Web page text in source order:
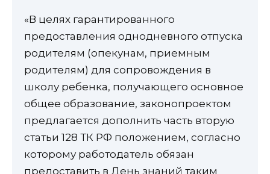
«В целях гарантированного
предоставления однодневного отпуска
родителям (опекунам, приемным
родителям) для сопровождения в
школу ребенка, получающего основное
общее образование, законопроектом
предлагается дополнить часть вторую
статьи 128 ТК РФ положением, согласно
которому работодатель обязан
предоставить в День знаний таким